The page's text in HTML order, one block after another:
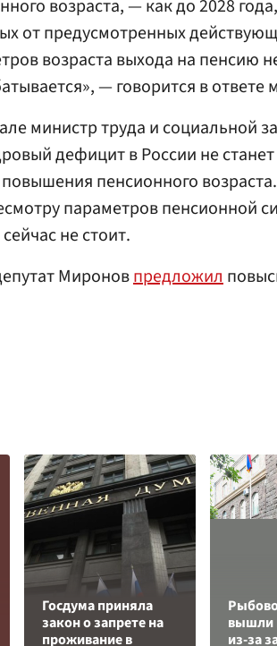
возраста, — как до 2028
от предусмотренных
возраста выхода на пенсию
— говорится в ответе
министр труда и социальной
дефицит в России не
пенсионного
параметров пенсионной
не стоит.
Мироновпредложил
Госдума приняла
закон о запрете на
проживание в
вышли
из-за